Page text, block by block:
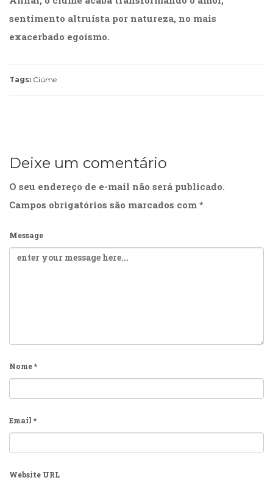
sentimento altruísta por natureza, no mais
exacerbado egoísmo.
Tags: Ciúme
Deixe um comentário
O seu endereço de e-mail não será publicado.
Campos obrigatórios são marcados com *
Message
Nome*
Email *
Website URL